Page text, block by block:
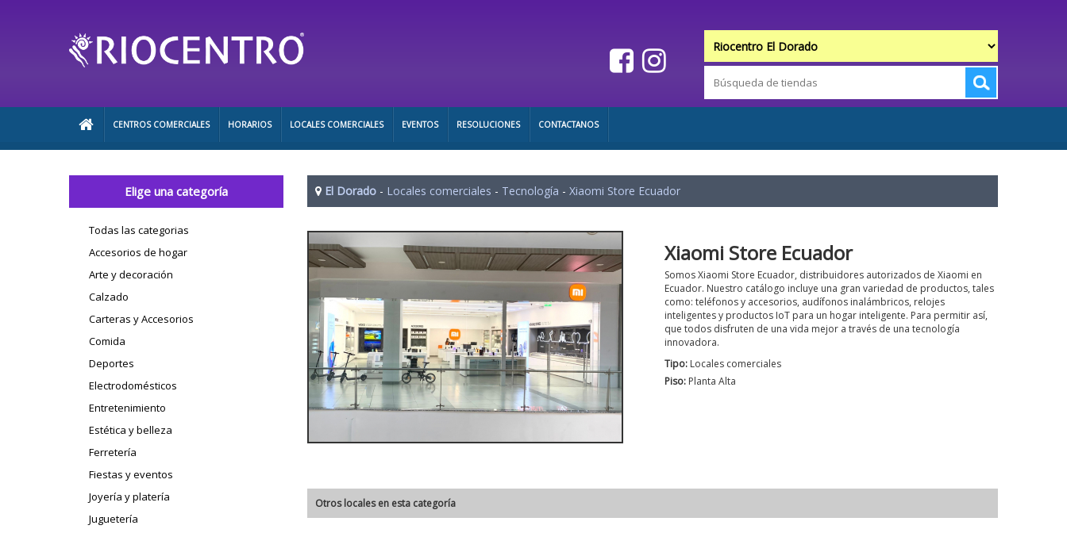
CENTROS COMERCIALES HORARIOS LOCALES COMERCIALES EVENTOS RESOLUCIONES CONTACTANOS
Elige una categoría
Todas las categorias
Accesorios de hogar
Arte y decoración
Calzado
Carteras y Accesorios
Comida
Deportes
Electrodomésticos
Entretenimiento
Estética y belleza
Ferretería
Fiestas y eventos
Joyería y platería
Juguetería
El Dorado - Locales comerciales - Tecnología - Xiaomi Store Ecuador
Xiaomi Store Ecuador
Somos Xiaomi Store Ecuador, distribuidores autorizados de Xiaomi en
Ecuador. Nuestro catálogo incluye una gran variedad de productos, tales
como: teléfonos y accesorios, audífonos inalámbricos, relojes
inteligentes y productos IoT para un hogar inteligente. Para permitir así,
que todos disfruten de una vida mejor a través de una tecnología
innovadora.
Tipo: Locales comerciales
Piso: Planta Alta
Otros locales en esta categoría